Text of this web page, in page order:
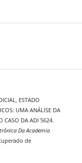
ESTADO
UMA ANÁLISE DA
CASO DA ADI 5624.
Da Academia
de